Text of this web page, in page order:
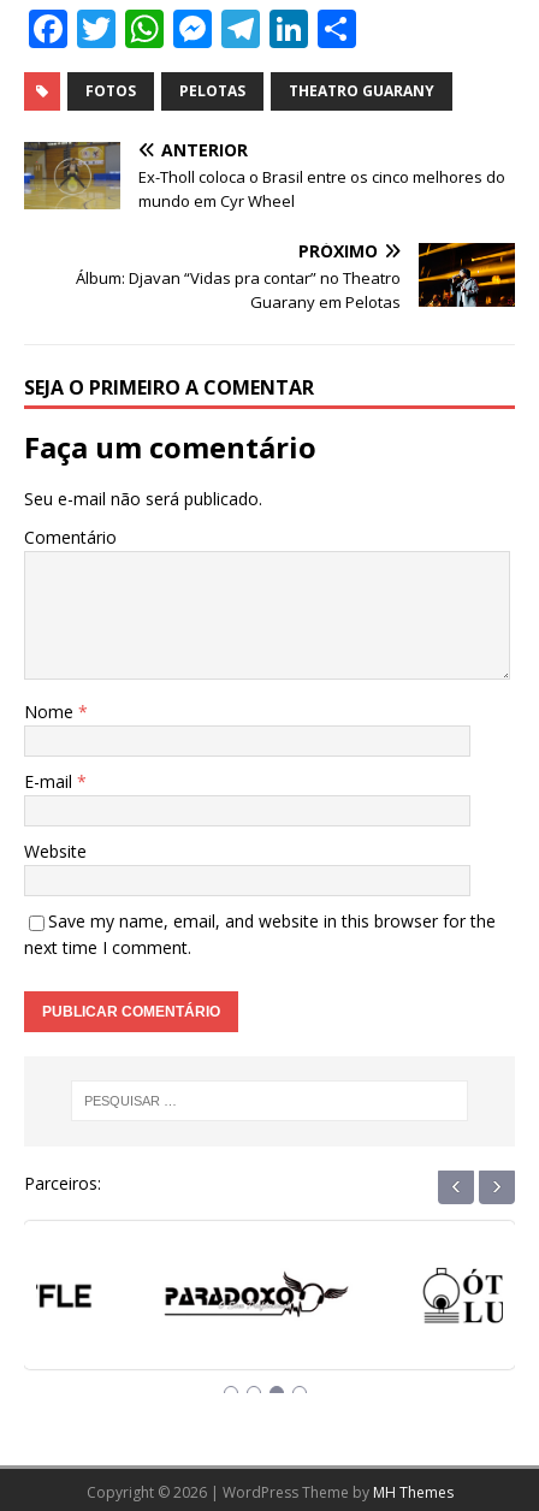
F
a
c
e
b
o
o
k
T
w
it
te
r
W
h
at
s
A
p
p
M
e
ss
e
n
g
r
T
el
e
ra
m
Li
n
k
dI
h
ar
FOTOS PELOTAS THEATRO GUARANY
ANTERIOR
Ex-Tholl coloca o Brasil entre os cinco melhores do
mundo em Cyr Wheel
PRÓXIMO
Álbum: Djavan “Vidas pra contar” no Theatro
Guarany em Pelotas
SEJA O PRIMEIRO A COMENTAR
Faça um comentário
Seu e-mail não será publicado.
Comentário
Nome *
E-mail *
Website
Save my name, email, and website in this browser for the
next time I comment.
Parceiros: ‹ ›
Copyright © 2026 | WordPress Theme by MH Themes